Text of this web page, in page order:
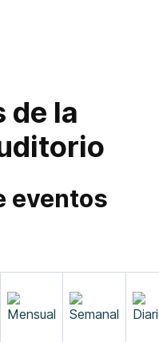
de la
eventos